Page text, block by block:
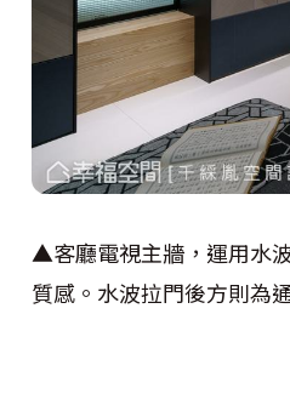
▲客廳電視主牆，運用水
質感。水波拉門後方則為